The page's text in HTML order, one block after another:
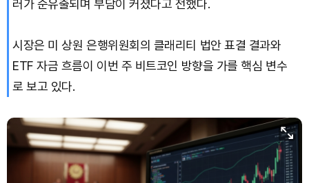
러가 순유출되며 부담이 커졌다고 전했다.
시장은 미 상원 은행위원회의 클래리티 법안 표결 결과와
ETF 자금 흐름이 이번 주 비트코인 방향을 가를 핵심 변수
로 보고 있다.